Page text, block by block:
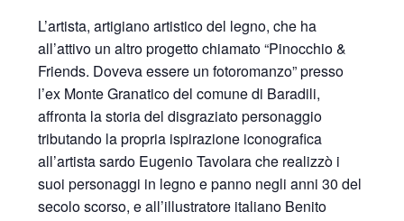
L’artista, artigiano artistico del legno, che ha
all’attivo un altro progetto chiamato “Pinocchio &
Friends. Doveva essere un fotoromanzo” presso
l’ex Monte Granatico del comune di Baradili,
affronta la storia del disgraziato personaggio
tributando la propria ispirazione iconografica
all’artista sardo Eugenio Tavolara che realizzò i
suoi personaggi in legno e panno negli anni 30 del
secolo scorso, e all’illustratore italiano Benito